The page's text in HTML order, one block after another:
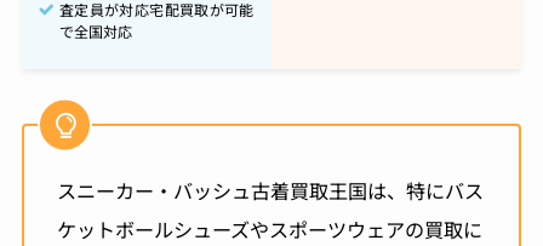
査定員が対応宅配買取が可能
で全国対応
スニーカー・バッシュ古着買取王国は、特にバス
ケットボールシューズやスポーツウェアの買取に